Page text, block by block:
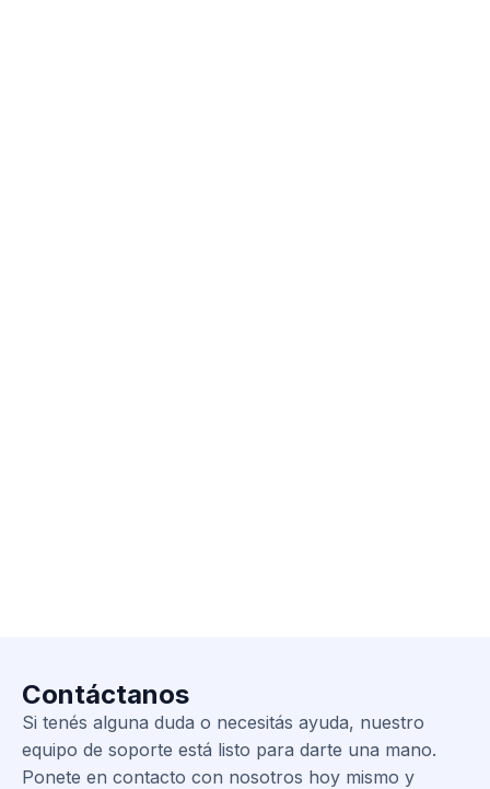
Contáctanos
Si tenés alguna duda o necesitás ayuda, nuestro
equipo de soporte está listo para darte una mano.
Ponete en contacto con nosotros hoy mismo y